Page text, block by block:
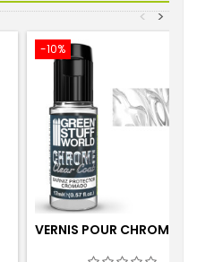
>
<
-10%
VERNIS POUR CHROME